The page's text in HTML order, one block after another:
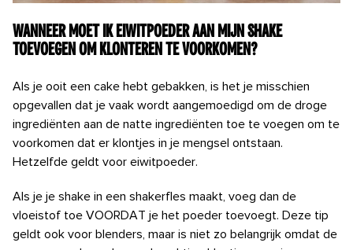
Wanneer moet ik eiwitpoeder aan mijn shake
toevoegen om klonteren te voorkomen?
Als je ooit een cake hebt gebakken, is het je misschien
opgevallen dat je vaak wordt aangemoedigd om de droge
ingrediënten aan de natte ingrediënten toe te voegen om te
voorkomen dat er klontjes in je mengsel ontstaan.
Hetzelfde geldt voor eiwitpoeder.
Als je je shake in een shakerfles maakt, voeg dan de
vloeistof toe VOORDAT je het poeder toevoegt. Deze tip
geldt ook voor blenders, maar is niet zo belangrijk omdat de